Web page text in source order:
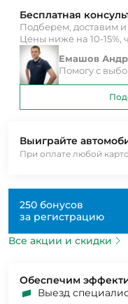
Выиграйте
При оплате любой
250 бонусов
за регистрацию
Все акции и скидки
Обеспечим
Выезд
Бесплатная
Подберем, доставим
Цены ниже на 10-15%,
Емашов
Помогу с